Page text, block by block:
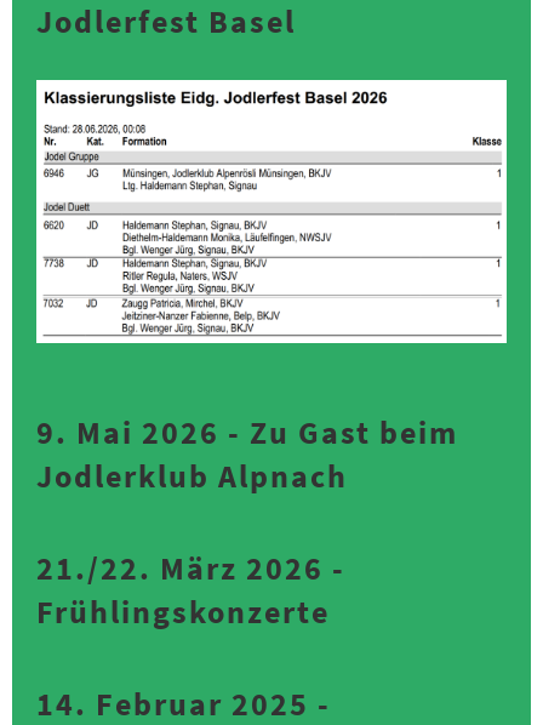
Jodlerfest Basel
9. Mai 2026 - Zu Gast beim
Jodlerklub Alpnach
21./22. März 2026 -
Frühlingskonzerte
14. Februar 2025 -